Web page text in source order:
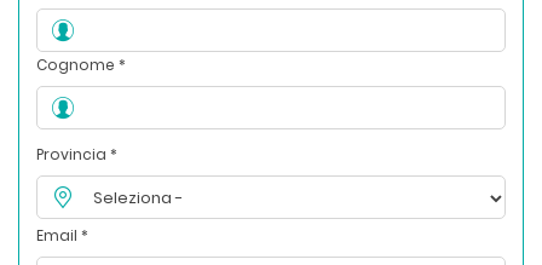
Cognome *
Provincia *
Email *